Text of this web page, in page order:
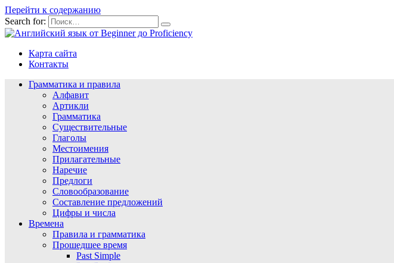
Перейти к содержанию
Search for:
Карта сайта
Контакты
Грамматика и правила
Алфавит
Артикли
Грамматика
Существительные
Глаголы
Местоимения
Прилагательные
Наречие
Предлоги
Словообразование
Составление предложений
Цифры и числа
Времена
Правила и грамматика
Прошедшее время
Past Simple